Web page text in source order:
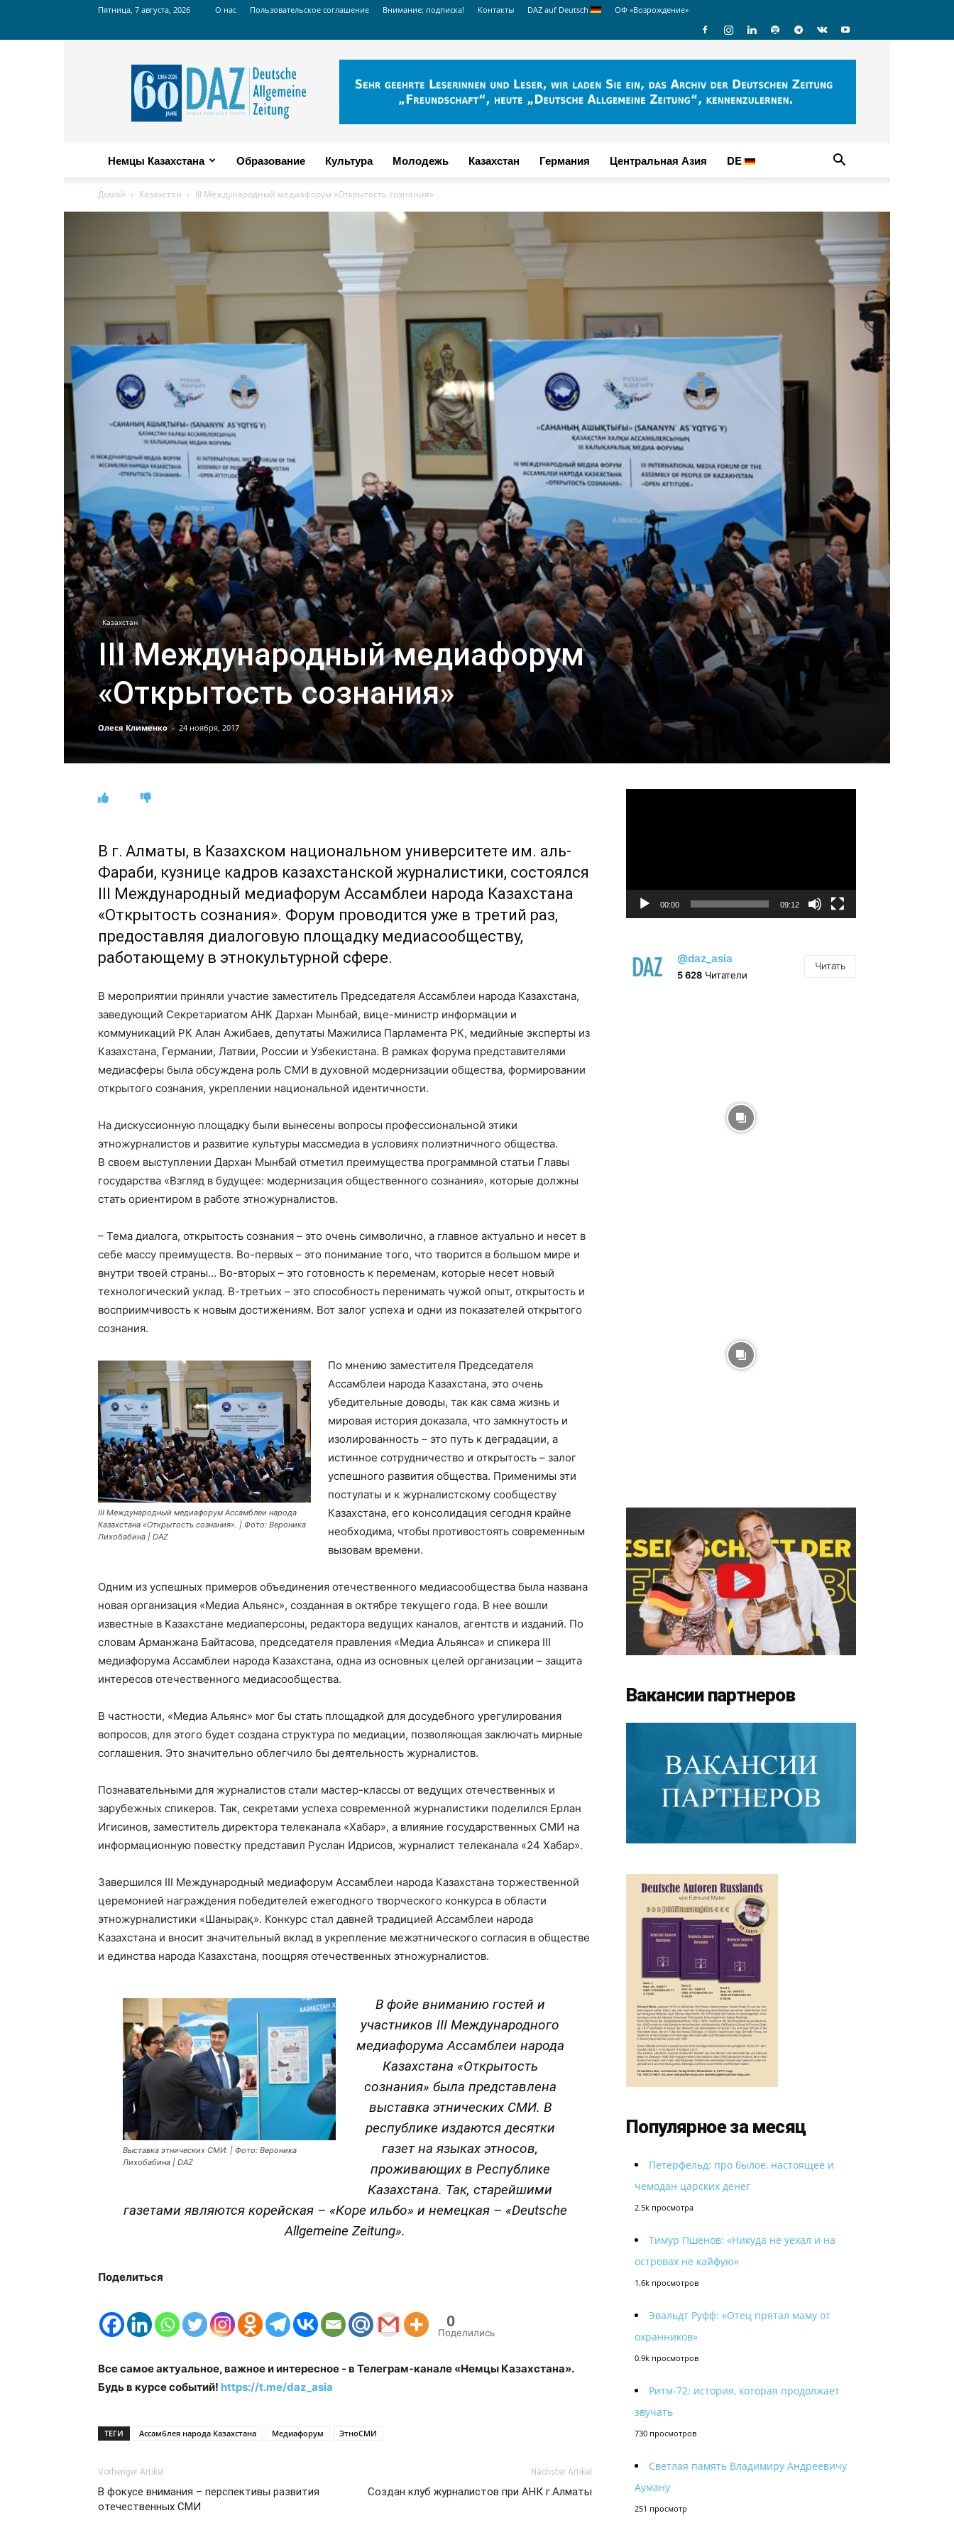
Пятница, 7 августа, 2026 О нас Пользовательское соглашение Внимание: подписка! Контакты DAZ auf Deutsch ОФ «Возрождение»
Russian
DAZ
Немцы Казахстана Образование Культура Молодежь Казахстан Германия Центральная Азия DE
Домой Казахстан IIІ Международный медиафорум «Открытость сознания»
Казахстан
IIІ Международный медиафорум
«Открытость сознания»
Олеся Клименко - 24 ноября, 2017
В г. Алматы, в Казахском национальном университете им. аль-
Фараби, кузнице кадров казахстанской журналистики, состоялся
IIІ Международный медиафорум Ассамблеи народа Казахстана
«Открытость сознания». Форум проводится уже в третий раз,
предоставляя диалоговую площадку медиасообществу,
работающему в этнокультурной сфере.
В мероприятии приняли участие заместитель Председателя Ассамблеи народа Казахстана,
заведующий Секретариатом АНК Дархан Мынбай, вице-министр информации и
коммуникаций РК Алан Ажибаев, депутаты Мажилиса Парламента РК, медийные эксперты из
Казахстана, Германии, Латвии, России и Узбекистана. В рамках форума представителями
медиасферы была обсуждена роль СМИ в духовной модернизации общества, формировании
открытого сознания, укреплении национальной идентичности.
На дискуссионную площадку были вынесены вопросы профессиональной этики
этножурналистов и развитие культуры массмедиа в условиях полиэтничного общества.
В своем выступлении Дархан Мынбай отметил преимущества программной статьи Главы
государства «Взгляд в будущее: модернизация общественного сознания», которые должны
стать ориентиром в работе этножурналистов.
– Тема диалога, открытость сознания – это очень символично, а главное актуально и несет в
себе массу преимуществ. Во-первых – это понимание того, что творится в большом мире и
внутри твоей страны… Во-вторых – это готовность к переменам, которые несет новый
технологический уклад. В-третьих – это способность перенимать чужой опыт, открытость и
восприимчивость к новым достижениям. Вот залог успеха и одни из показателей открытого
сознания.
IIІ Международный медиафорум Ассамблеи народа
Казахстана «Открытость сознания». | Фото: Вероника
Лихобабина | DAZ
По мнению заместителя Председателя
Ассамблеи народа Казахстана, это очень
убедительные доводы, так как сама жизнь и
мировая история доказала, что замкнутость и
изолированность – это путь к деградации, а
истинное сотрудничество и открытость – залог
успешного развития общества. Применимы эти
постулаты и к журналистскому сообществу
Казахстана, его консолидация сегодня крайне
необходима, чтобы противостоять современным
вызовам времени.
Одним из успешных примеров объединения отечественного медиасообщества была названа
новая организация «Медиа Альянс», созданная в октябре текущего года. В нее вошли
известные в Казахстане медиаперсоны, редактора ведущих каналов, агентств и изданий. По
словам Арманжана Байтасова, председателя правления «Медиа Альянса» и спикера IIІ
медиафорума Ассамблеи народа Казахстана, одна из основных целей организации – защита
интересов отечественного медиасообщества.
В частности, «Медиа Альянс» мог бы стать площадкой для досудебного урегулирования
вопросов, для этого будет создана структура по медиации, позволяющая заключать мирные
соглашения. Это значительно облегчило бы деятельность журналистов.
Познавательными для журналистов стали мастер-классы от ведущих отечественных и
зарубежных спикеров. Так, секретами успеха современной журналистики поделился Ерлан
Игисинов, заместитель директора телеканала «Хабар», а влияние государственных СМИ на
информационную повестку представил Руслан Идрисов, журналист телеканала «24 Хабар».
Завершился IIІ Международный медиафорум Ассамблеи народа Казахстана торжественной
церемонией награждения победителей ежегодного творческого конкурса в области
этножурналистики «Шанырақ». Конкурс стал давней традицией Ассамблеи народа
Казахстана и вносит значительный вклад в укрепление межэтнического согласия в обществе
и единства народа Казахстана, поощряя отечественных этножурналистов.
Выставка этнических СМИ. | Фото: Вероника
Лихобабина | DAZ
В фойе вниманию гостей и
участников IIІ Международного
медиафорума Ассамблеи народа
Казахстана «Открытость
сознания» была представлена
выставка этнических СМИ. В
республике издаются десятки
газет на языках этносов,
проживающих в Республике
Казахстана. Так, старейшими
газетами являются корейская – «Коре ильбо» и немецкая – «Deutsche
Allgemeine Zeitung».
Поделиться
0
Поделились
Все самое актуальное, важное и интересное - в Телеграм-канале «Немцы Казахстана».
Будь в курсе событий! https://t.me/daz_asia
ТЕГИ Ассамблея народа Казахстана Медиафорум ЭтноСМИ
Vorheriger Artikel
В фокусе внимания – перспективы развития
отечественных СМИ
Nächster Artikel
Создан клуб журналистов при АНК г.Алматы
00:00 09:12
@daz_asia
5 628 Читатели
Читать
Вакансии партнеров
Популярное за месяц
Петерфельд: про былое, настоящее и
чемодан царских денег
2.5k просмотра
Тимур Пшенов: «Никуда не уехал и на
островах не кайфую»
1.6k просмотров
Эвальдт Руфф: «Отец прятал маму от
охранников»
0.9k просмотров
Ритм-72: история, которая продолжает
звучать
730 просмотров
Светлая память Владимиру Андреевичу
Ауману
251 просмотр